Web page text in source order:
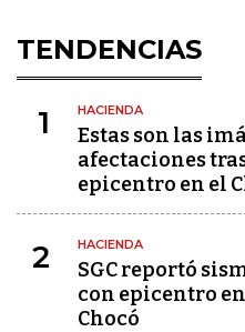
TENDENCIAS
1 HACIENDA
Estas son las
afectaciones
epicentro en el
2 HACIENDA
SGC reportó
con epicentro
Chocó